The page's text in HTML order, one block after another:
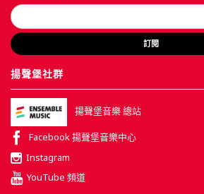
訂閱
揚聲堡社群
揚聲堡音樂 總站
Facebook 揚聲堡音樂中心
Instagram
YouTube 頻道